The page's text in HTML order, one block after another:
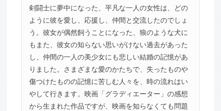
剣闘士に夢中になった、平凡な一人の女性は、どの
ように彼を愛し、応援し、仲間と交流したのでしょ
う。彼女が偶然飼うことになった、狼のような犬に
もまた、彼女の知らない思いがけない過去があった
し、仲間の一人の美少女にも悲しい結婚の記憶があ
りました。さまざまな愛のかたちで、失ったものや
傷つけたものの記憶に苦しむ人々を、時の流れはい
やして行きます。映画「グラディエーター」の感想
から生まれた作品ですが、映画を知らなくても問題